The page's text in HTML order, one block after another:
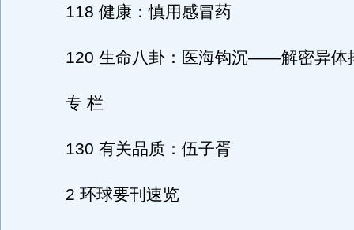
118 健康：慎用感冒药
120 生命八卦：医海钩沉——解密异体
专 栏
130 有关品质：伍子胥
2 环球要刊速览